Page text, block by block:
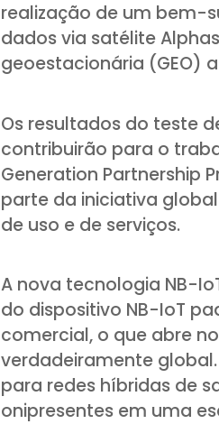
realização de um bem-
dados via satélite
geoestacionária (GEO)
Os resultados do teste
contribuirão para o
Generation Partnership
parte da iniciativa
de uso e de serviços.
A nova tecnologia NB-
do dispositivo NB-IoT
comercial, o que abre
verdadeiramente
para redes híbridas de
onipresentes em uma